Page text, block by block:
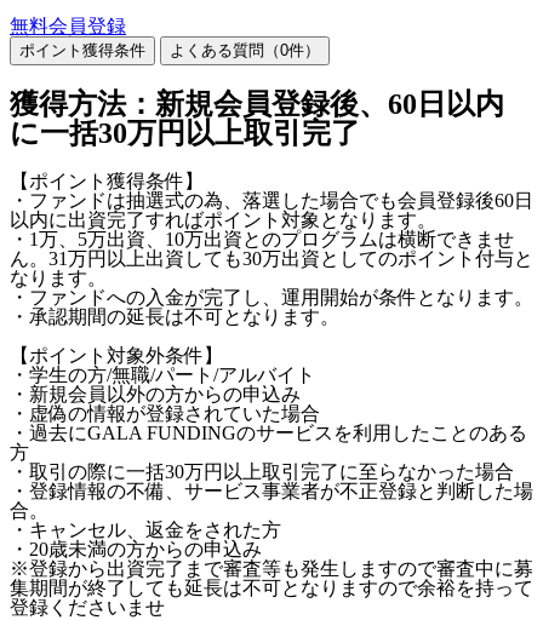
無料会員登録
ポイント獲得条件 よくある質問（0件）
獲得方法：新規会員登録後、60日以内
に一括30万円以上取引完了
【ポイント獲得条件】
・ファンドは抽選式の為、落選した場合でも会員登録後60日
以内に出資完了すればポイント対象となります。
・1万、5万出資、10万出資とのプログラムは横断できませ
ん。31万円以上出資しても30万出資としてのポイント付与と
なります。
・ファンドへの入金が完了し、運用開始が条件となります。
・承認期間の延長は不可となります。
【ポイント対象外条件】
・学生の方/無職/パート/アルバイト
・新規会員以外の方からの申込み
・虚偽の情報が登録されていた場合
・過去にGALA FUNDINGのサービスを利用したことのある
方
・取引の際に一括30万円以上取引完了に至らなかった場合
・登録情報の不備、サービス事業者が不正登録と判断した場
合。
・キャンセル、返金をされた方
・20歳未満の方からの申込み
※登録から出資完了まで審査等も発生しますので審査中に募
集期間が終了しても延長は不可となりますので余裕を持って
登録くださいませ